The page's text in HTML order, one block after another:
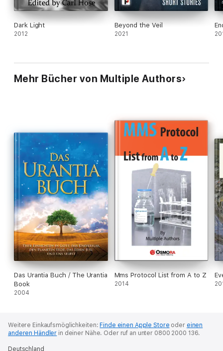
Dark Light
2012
Beyond the Veil
2021
Mehr Bücher von Multiple Authors
Das Urantia Buch / The Urantia
Book
2004
Mms Protocol List from A to Z
2014
Weitere Einkaufsmöglichkeiten: Finde einen Apple Store oder einen
anderen Händler in deiner Nähe. Oder ruf an unter 0800 2000 136.
Deutschland